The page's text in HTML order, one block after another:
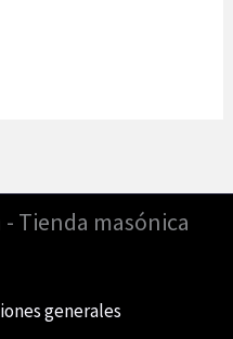
Tienda masónica
generales